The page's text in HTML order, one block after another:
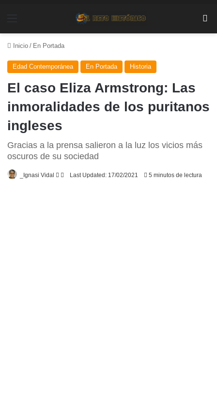
Inicio / En Portada
Edad Contemporánea En Portada Historia
El caso Eliza Armstrong: Las
inmoralidades de los puritanos
ingleses
Gracias a la prensa salieron a la luz los vicios más
oscuros de su sociedad
_Ignasi Vidal
Follow
Send
Last Updated: 17/02/2021 5 minutos de lectura